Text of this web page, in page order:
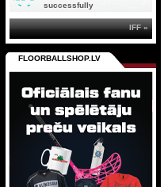
successfully
IFF »
FLOORBALLSHOP.LV